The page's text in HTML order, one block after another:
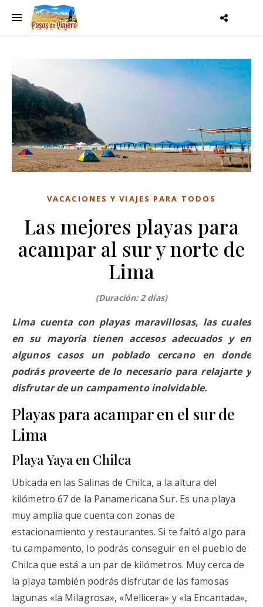
VACACIONES Y VIAJES PARA TODOS
Las mejores playas para
acampar al sur y norte de
Lima
(Duración: 2 días)
Lima cuenta con playas maravillosas, las cuales
en su mayoría tienen accesos adecuados y en
algunos casos un poblado cercano en donde
podrás proveerte de lo necesario para relajarte y
disfrutar de un campamento inolvidable.
Playas para acampar en el sur de
Lima
Playa Yaya en Chilca
Ubicada en las Salinas de Chilca, a la altura del
kilómetro 67 de la Panamericana Sur. Es una playa
muy amplia que cuenta con zonas de
estacionamiento y restaurantes. Si te faltó algo para
tu campamento, lo podrás conseguir en el pueblo de
Chilca que está a un par de kilómetros. Muy cerca de
la playa también podrás disfrutar de las famosas
lagunas «la Milagrosa», «Mellicera» y «la Encantada»,